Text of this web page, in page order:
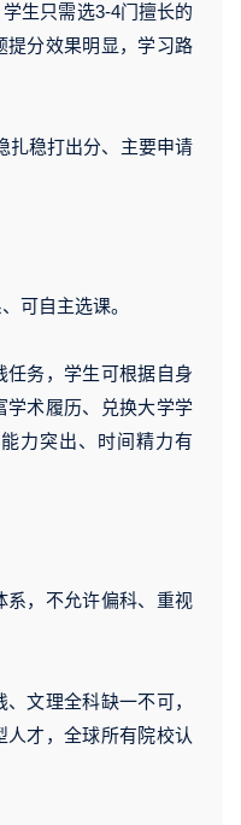
生只需选3-4门擅长的
提分效果明显，学习路
扎稳打出分、主要申请
可自主选课。
务，学生可根据自身
学术履历、兑换大学学
力突出、时间精力有
系，不允许偏科、重视
文理全科缺一不可，
才，全球所有院校认